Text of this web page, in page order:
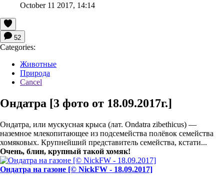
October 11 2017, 14:14
52
Categories:
Животные
Природа
Cancel
Ондатра [3 фото от 18.09.2017г.]
Ондатра, или мускусная крыса (лат. Ondatra zibethicus) —
наземное млекопитающее из подсемейства полёвок семейства
хомяковых. Крупнейший представитель семейства, кстати...
Очень, блин, крупный такой хомяк!
Ондатра на газоне [© NickFW - 18.09.2017]